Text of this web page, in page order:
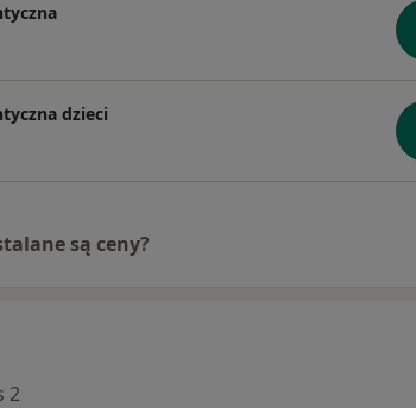
dzieci
są ceny?
2